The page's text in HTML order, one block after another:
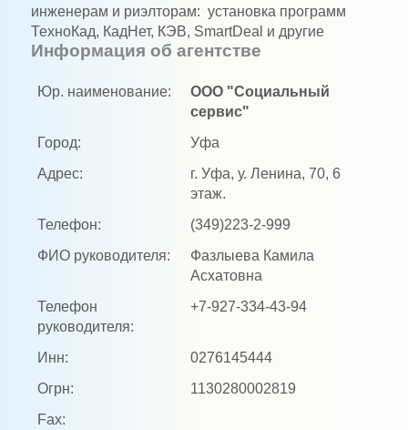
инженерам и риэлторам: установка программ
ТехноКад, КадНет, КЭВ, SmartDeal и другие
Информация об агентстве
Юр. наименование:
ООО "Социальный
сервис"
Город:
Уфа
Адрес:
г. Уфа, у. Ленина, 70, 6
этаж.
Телефон:
(349)223-2-999
ФИО руководителя:
Фазлыева Камила
Асхатовна
Телефон
руководителя:
+7-927-334-43-94
Инн:
0276145444
Огрн:
1130280002819
Fax: